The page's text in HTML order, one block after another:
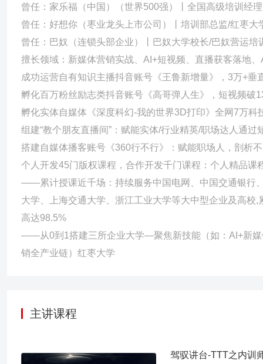
曾任：家乐福（中国）（世界500强）丨全国高级培训经理
曾任：好想你（枣业龙头上市公司）丨培训部总监/红枣大
曾任：巴奴（连锁头部企业）丨巴奴大学校长/巴奴营运培
擅长领域：新媒体营销实战、AI+短视频、直播获客落地
成功运营自有知识主播抖音账号《王鲁新增量》，3万+垂
孵化百万粉丝励志类抖音账号《高哥弹人生》，短视频破
孵化实体自媒体《深度科幻-我的世界3D打印》全网7万科
组建“教个朋友直播间”：赋能实体/行业精英/职场达人通过
搭建自媒体播客账号《360行不行》：赋能职场人，剖析
个人开发45门版权课程，合作开发千门课程：个人精品课
——累计授课近千场：持续服务中国电网、中国交通银行
大学、上海交通大学、浙江工业大学等大中型企业及高
高达98.5%
——从0到1搭建三所企业大学—聚焦新技能（如：AI+新媒
销全产业链）红枣大学
主讲课程
驾驭讲台-TTT之内训